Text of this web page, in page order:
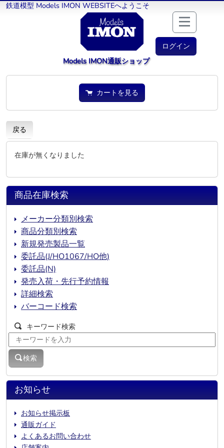
鉄道模型 Models IMON WEBSITEへようこそ
ログイン
Models IMON通販ショップ
カートを見る
戻る
在庫が無くなりました
お知らせ
お知らせ掲示板
通販ガイド
よくあるお問い合わせ
商品在庫検索
メーカー分類別検索
商品分類別検索
新規発売製品一覧
委託品(J/HO1067/HO他)
委託品(N)
発売入荷・先行予約情報
詳細検索
バーコード検索
キーワード検索
検索